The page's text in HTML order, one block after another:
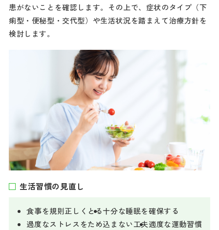
患がないことを確認します。その上で、症状のタイプ（下
痢型・便秘型・交代型）や生活状況を踏まえて治療方針を
検討します。
生活習慣の見直し
食事を規則正しくとる十分な睡眠を確保する
過度なストレスをため込まない工夫適度な運動習慣